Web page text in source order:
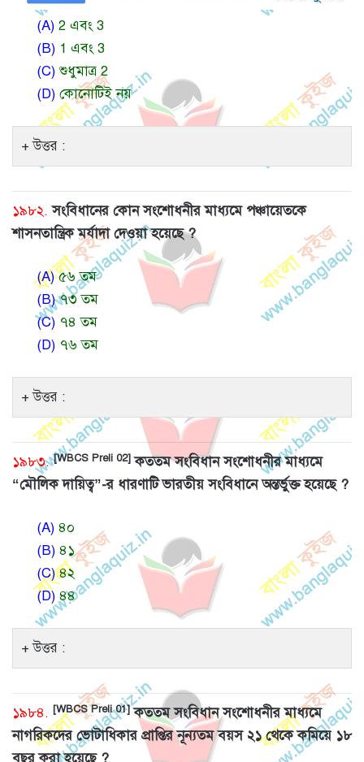
(A) 2 এবং 3
(B) 1 এবং 3
(C) শুধুমাত্র 2
(D) কোনোটিই নয়
উত্তর :
১৯৮২. সংবিধানের কোন সংশোধনীর মাধ্যমে পঞ্চায়েতকে
শাসনতান্ত্রিক মর্যাদা দেওয়া হয়েছে ?
(A)৫৬ তম
(B)৭৩ তম
(C) ৭৪ তম
(D) ৭৬ তম
উত্তর :
১৯৮৩. [WBCS Preli 02]কততম সংবিধান সংশোধনীর মাধ্যমে
“মৌলিক দায়িত্ব”-র ধারণাটি ভারতীয় সংবিধানে অন্তর্ভুক্ত হয়েছে ?
(A) ৪০
(B) ৪১
(C)৪২
(D) ৪৪
উত্তর :
১৯৮৪. [WBCS Preli 01]কততম সংবিধান সংশোধনীর মাধ্যমে
নাগরিকদের ভোটাধিকার প্রাপ্তির নূন্যতম বয়স ২১ থেকে কমিয়ে ১৮
বছর করা হয়েছে ?